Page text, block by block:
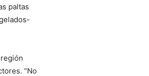
paltas
“No